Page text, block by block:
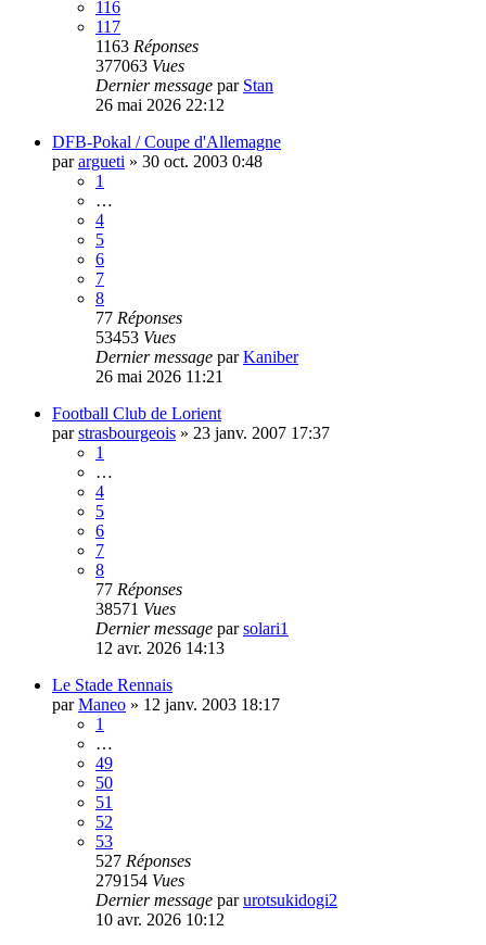
116
117
1163 Réponses
377063 Vues
Dernier message par Stan
26 mai 2026 22:12
DFB-Pokal / Coupe d'Allemagne
parargueti » 30 oct. 2003 0:48
1
…
4
5
6
7
8
77 Réponses
53453 Vues
Dernier message parKaniber
26 mai 2026 11:21
Football Club de Lorient
parstrasbourgeois » 23 janv. 2007 17:37
1
…
4
5
6
7
8
77 Réponses
38571 Vues
Dernier message parsolari1
12 avr. 2026 14:13
Le Stade Rennais
parManeo » 12 janv. 2003 18:17
1
…
49
50
51
52
53
527 Réponses
279154 Vues
Dernier message parurotsukidogi2
10 avr. 2026 10:12